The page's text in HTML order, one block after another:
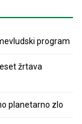
program
žrtava
planetarno zlo